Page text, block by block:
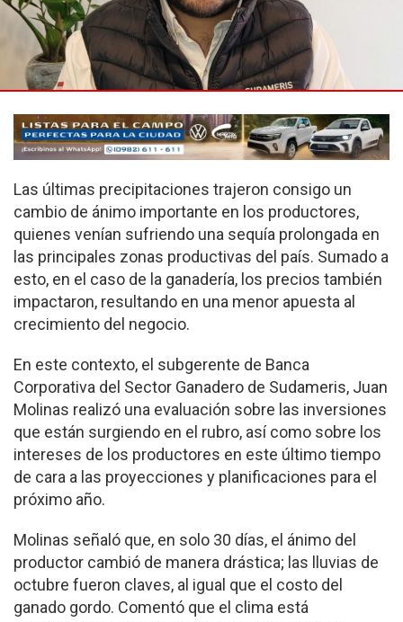
Las últimas precipitaciones trajeron consigo un
cambio de ánimo importante en los productores,
quienes venían sufriendo una sequía prolongada en
las principales zonas productivas del país. Sumado a
esto, en el caso de la ganadería, los precios también
impactaron, resultando en una menor apuesta al
crecimiento del negocio.
En este contexto, el subgerente de Banca
Corporativa del Sector Ganadero de Sudameris, Juan
Molinas realizó una evaluación sobre las inversiones
que están surgiendo en el rubro, así como sobre los
intereses de los productores en este último tiempo
de cara a las proyecciones y planificaciones para el
próximo año.
Molinas señaló que, en solo 30 días, el ánimo del
productor cambió de manera drástica; las lluvias de
octubre fueron claves, al igual que el costo del
ganado gordo. Comentó que el clima está